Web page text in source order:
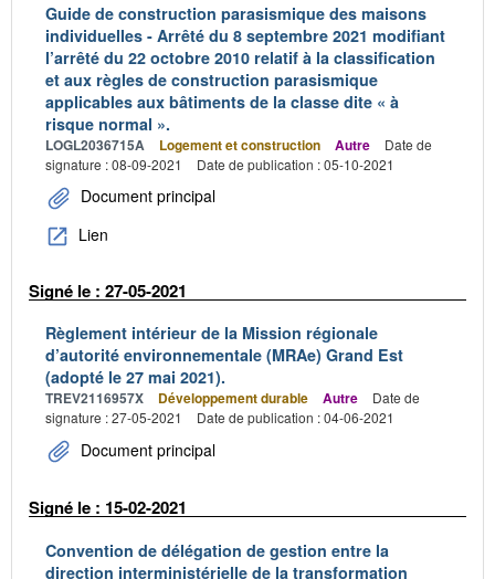
Guide de construction parasismique des maisons
individuelles - Arrêté du 8 septembre 2021 modifiant
l’arrêté du 22 octobre 2010 relatif à la classification
et aux règles de construction parasismique
applicables aux bâtiments de la classe dite « à
risque normal ».
LOGL2036715A Logement et construction Autre
Date de
signature : 08-09-2021
Date de publication : 05-10-2021
Document principal
Lien
Signé le : 27-05-2021
Règlement intérieur de la Mission régionale
d’autorité environnementale (MRAe) Grand Est
(adopté le 27 mai 2021).
TREV2116957X Développement durable Autre
Date de
signature : 27-05-2021
Date de publication : 04-06-2021
Document principal
Signé le : 15-02-2021
Convention de délégation de gestion entre la
direction interministérielle de la transformation